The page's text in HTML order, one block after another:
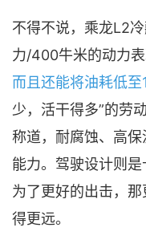
不得不说，乘龙L2
力/400牛米的动力表
而且还能将油耗低至
少，活干得多”的劳
称道，耐腐蚀、高
能力。驾驶设计则
为了更好的出击，
得更远。